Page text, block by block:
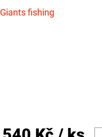
Giants fishing